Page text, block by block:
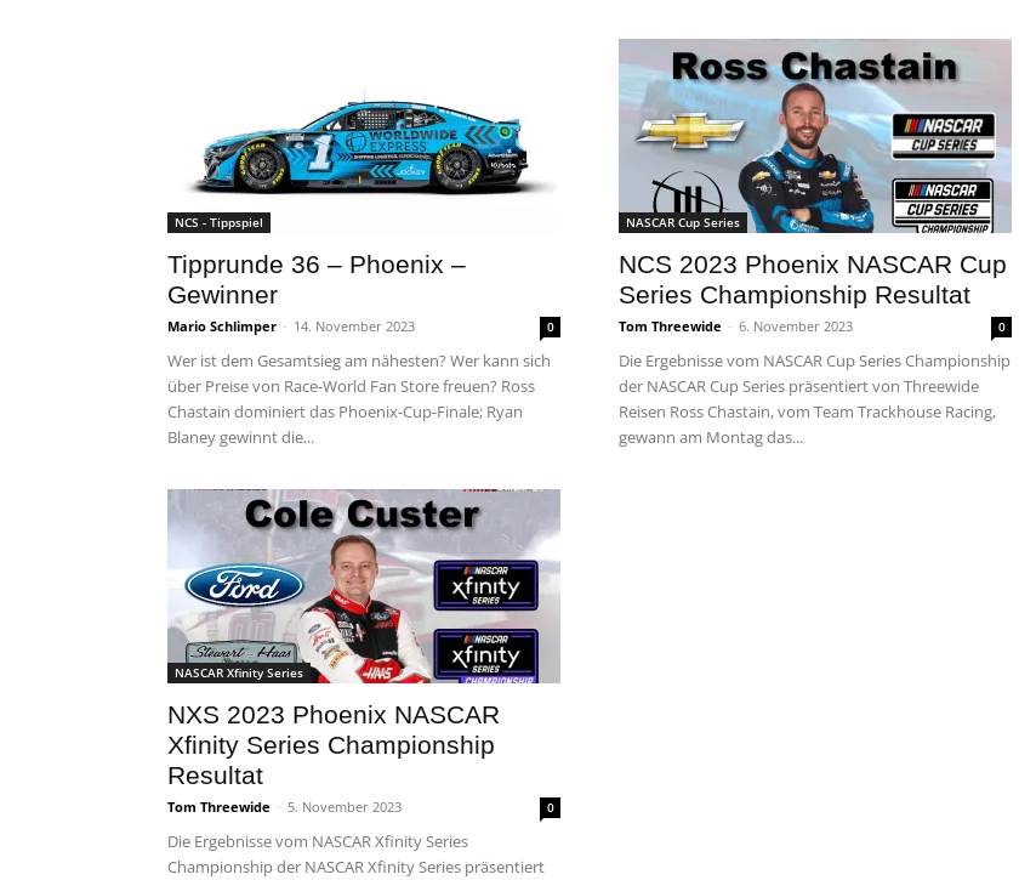
NCS - Tippspiel
Tipprunde 36 – Phoenix –
Gewinner
Mario Schlimper - 14. November 2023 0
Wer ist dem Gesamtsieg am nähesten? Wer kann sich
über Preise von Race-World Fan Store freuen? Ross
Chastain dominiert das Phoenix-Cup-Finale; Ryan
Blaney gewinnt die...
NASCAR Cup Series
NCS 2023 Phoenix NASCAR Cup
Series Championship Resultat
Tom Threewide - 6. November 2023 0
Die Ergebnisse vom NASCAR Cup Series Championship
der NASCAR Cup Series präsentiert von Threewide
Reisen Ross Chastain, vom Team Trackhouse Racing,
gewann am Montag das...
NASCAR Xfinity Series
NXS 2023 Phoenix NASCAR
Xfinity Series Championship
Resultat
Tom Threewide - 5. November 2023 0
Die Ergebnisse vom NASCAR Xfinity Series
Championship der NASCAR Xfinity Series präsentiert